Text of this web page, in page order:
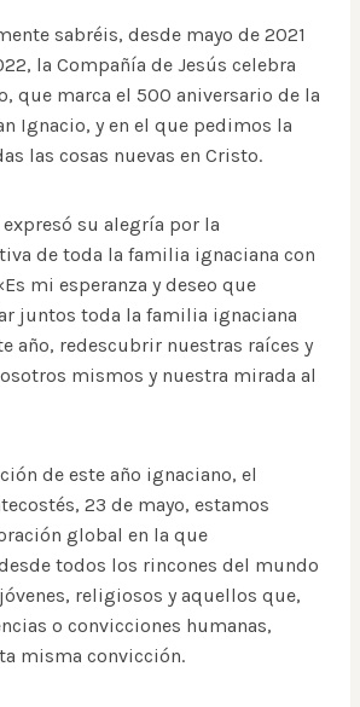
sabréis, desde mayo de 2021
la Compañía de Jesús celebra
que marca el 500 aniversario de la
Ignacio, y en el que pedimos la
las cosas nuevas en Cristo.
expresó su alegría por la
de toda la familia ignaciana con
mi esperanza y deseo que
juntos toda la familia ignaciana
año, redescubrir nuestras raíces y
mismos y nuestra mirada al
de este año ignaciano, el
23 de mayo, estamos
global en la que
todos los rincones del mundo
religiosos y aquellos que,
o convicciones humanas,
misma convicción.